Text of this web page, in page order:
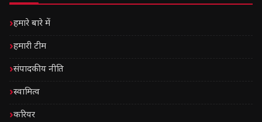
हमारे बारे में
हमारी टीम
संपादकीय नीति
स्वामित्व
करियर